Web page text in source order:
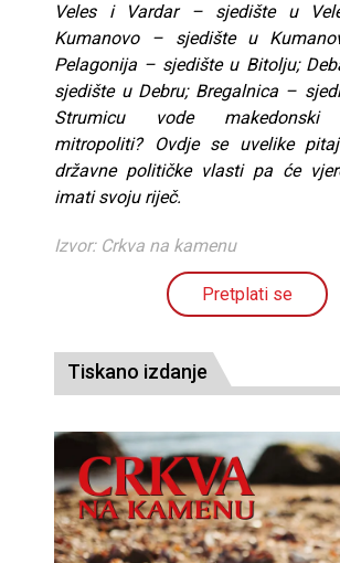
Veles i Vardar – sjedište u
Kumanovo – sjedište u
Pelagonija – sjedište u Bitolju;
sjedište u Debru; Bregalnica –
Strumicu vode makedonski
mitropoliti? Ovdje se uvelike
državne političke vlasti pa će
imati svoju riječ.
Izvor: Crkva na kamenu
Pretplati se
Tiskano izdanje